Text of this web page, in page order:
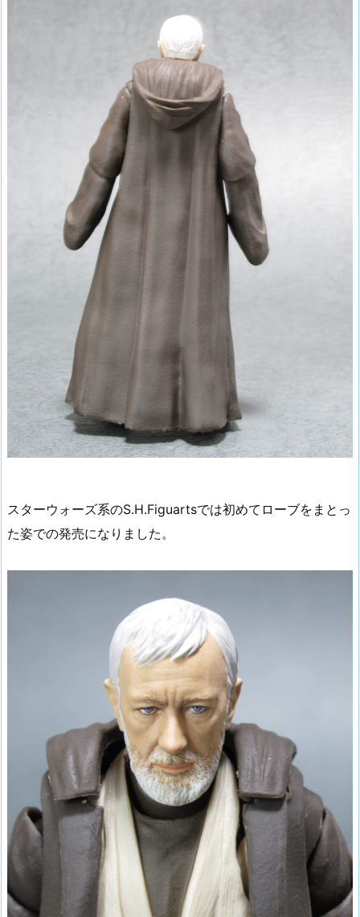
スターウォーズ系のS.H.Figuartsでは初めてローブをまとっ
た姿での発売になりました。